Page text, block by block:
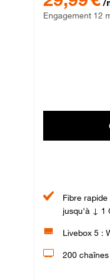
/
Engagement 12
Fibre rapide
jusqu'à ↓ 1
Livebox 5 :
200